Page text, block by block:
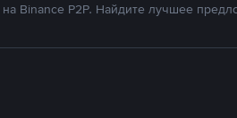
Binance P2P. Найдите лучшее